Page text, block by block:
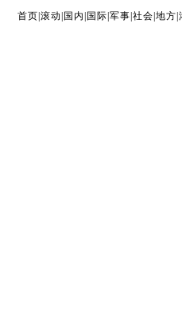
首页 滚动 国内 国际 军事 社会 地方